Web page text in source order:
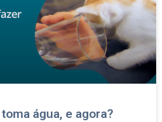
água, e agora?